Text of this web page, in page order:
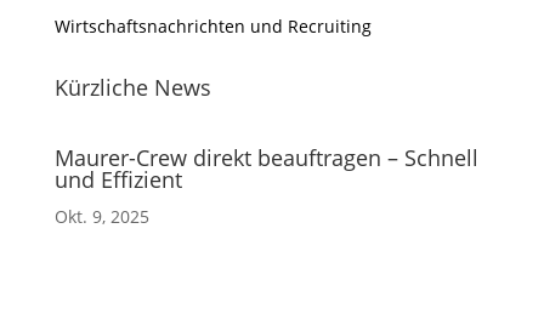
Wirtschaftsnachrichten und Recruiting
Kürzliche News
Maurer-Crew direkt beauftragen – Schnell
und Effizient
Okt. 9, 2025